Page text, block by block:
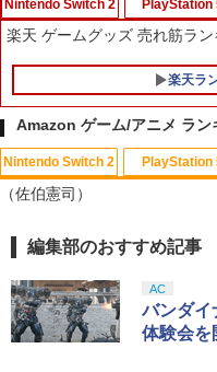
Nintendo Switch 2
1
カー
￥
2
￥
PlayStation
1
[メ
24［
￥
2
【レ
ライ
プレ
対応
楽天 ゲームグッズ 売れ筋ラ
楽天ラ
Amazon ゲーム/アニメ ラン
Nintendo Switch 2
1
スプ
￥
PlayStation
1
￥
1
【純
￥
1
【
(オ
カー
り来
（佐伯憲司）
編集部のおすすめ記事
AC
バンダイ
体験会を